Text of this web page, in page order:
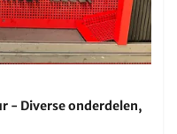
- Diverse onderdelen,